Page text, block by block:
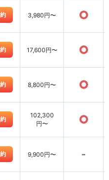
3,980円〜 ○
17,600円〜 ○
8,800円〜 ○
102,300
円〜
○
9,900円〜 -